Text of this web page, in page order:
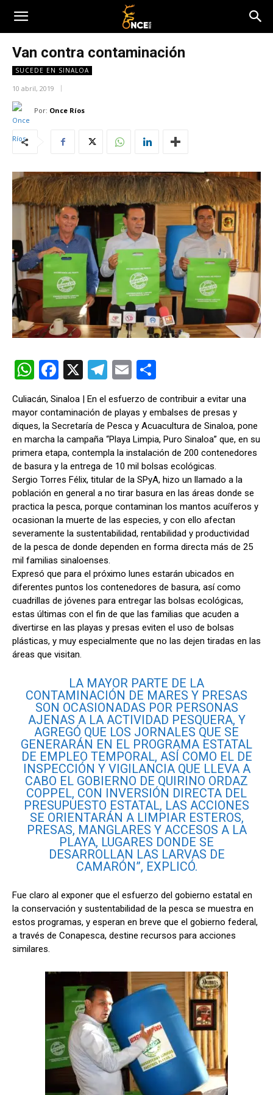
Van contra contaminación
SUCEDE EN SINALOA
10 abril, 2019
Por: Once Ríos
W
h
at
s
A
p
p
F
a
ce
b
o
o
k
X
T
el
e
gr
a
m
E
ail m
p
ar
tir
Culiacán, Sinaloa | En el esfuerzo de contribuir a evitar una
mayor contaminación de playas y embalses de presas y
diques, la Secretaría de Pesca y Acuacultura de Sinaloa, pone
en marcha la campaña “Playa Limpia, Puro Sinaloa” que, en su
primera etapa, contempla la instalación de 200 contenedores
de basura y la entrega de 10 mil bolsas ecológicas.
Sergio Torres Félix, titular de la SPyA, hizo un llamado a la
población en general a no tirar basura en las áreas donde se
practica la pesca, porque contaminan los mantos acuíferos y
ocasionan la muerte de las especies, y con ello afectan
severamente la sustentabilidad, rentabilidad y productividad
de la pesca de donde dependen en forma directa más de 25
mil familias sinaloenses.
Expresó que para el próximo lunes estarán ubicados en
diferentes puntos los contenedores de basura, así como
cuadrillas de jóvenes para entregar las bolsas ecológicas,
estas últimas con el fin de que las familias que acuden a
divertirse en las playas y presas eviten el uso de bolsas
plásticas, y muy especialmente que no las dejen tiradas en las
áreas que visitan.
LA MAYOR PARTE DE LA
CONTAMINACIÓN DE MARES Y PRESAS
SON OCASIONADAS POR PERSONAS
AJENAS A LA ACTIVIDAD PESQUERA, Y
AGREGÓ QUE LOS JORNALES QUE SE
GENERARÁN EN EL PROGRAMA ESTATAL
DE EMPLEO TEMPORAL, ASÍ COMO EL DE
INSPECCIÓN Y VIGILANCIA QUE LLEVA A
CABO EL GOBIERNO DE QUIRINO ORDAZ
COPPEL, CON INVERSIÓN DIRECTA DEL
PRESUPUESTO ESTATAL, LAS ACCIONES
SE ORIENTARÁN A LIMPIAR ESTEROS,
PRESAS, MANGLARES Y ACCESOS A LA
PLAYA, LUGARES DONDE SE
DESARROLLAN LAS LARVAS DE
CAMARÓN”, EXPLICÓ.
Fue claro al exponer que el esfuerzo del gobierno estatal en
la conservación y sustentabilidad de la pesca se muestra en
estos programas, y esperan en breve que el gobierno federal,
a través de Conapesca, destine recursos para acciones
similares.